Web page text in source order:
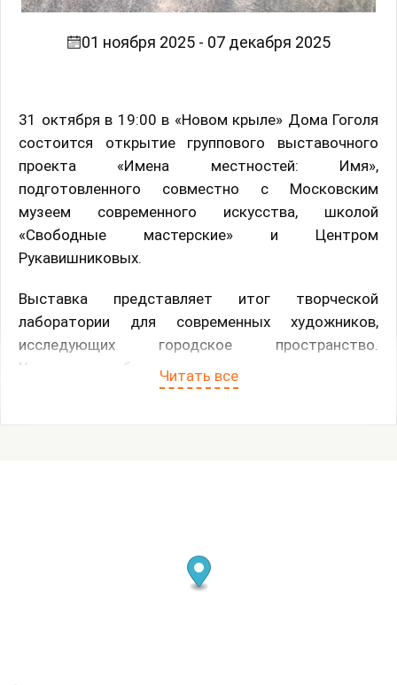
01 ноября 2025 - 07 декабря 2025
31 октября в 19:00 в «Новом крыле» Дома Гоголя
состоится открытие группового выставочного
проекта «Имена местностей: Имя»,
подготовленного совместно с Московским
музеем современного искусства, школой
«Свободные мастерские» и Центром
Рукавишниковых.
Выставка представляет итог творческой
лаборатории для современных художников,
исследующих городское пространство.
Участником было предложено визуально и
пластически осмыслить тему города в самых
посвященная исчезающим видам городских птиц;
и, наконец, личном - для многих художников город
Читать все